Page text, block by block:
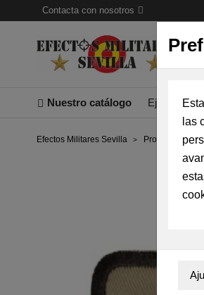
las
Contacta con nosotros
Nuestro catálogo Ejercitos
Efectos Militares Sevilla Productos